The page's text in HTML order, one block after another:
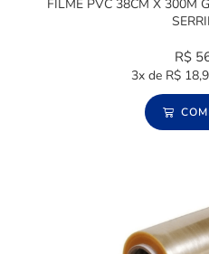
FILME PVC 38CM X 300M
R$
3x de R$